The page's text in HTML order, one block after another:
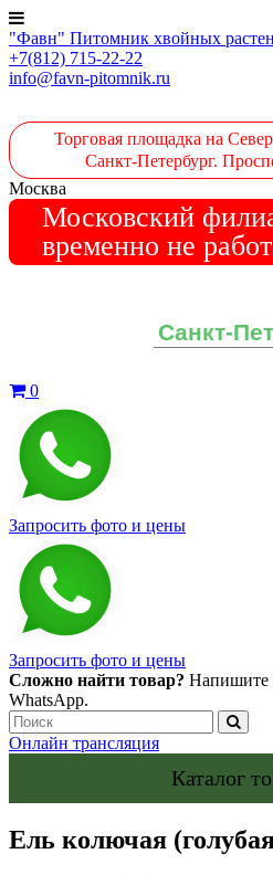
"Фавн" Питомник хвойных
+7(812) 715-22-22
info@favn-pitomnik.ru
Торговая площадка на
Санкт-Петербург.
Москва
Московский
временно не
0
Запросить фото и цены
Запросить фото и цены
Сложно найти товар? Напишите
WhatsApp.
Онлайн трансляция
Каталог
Ель колючая